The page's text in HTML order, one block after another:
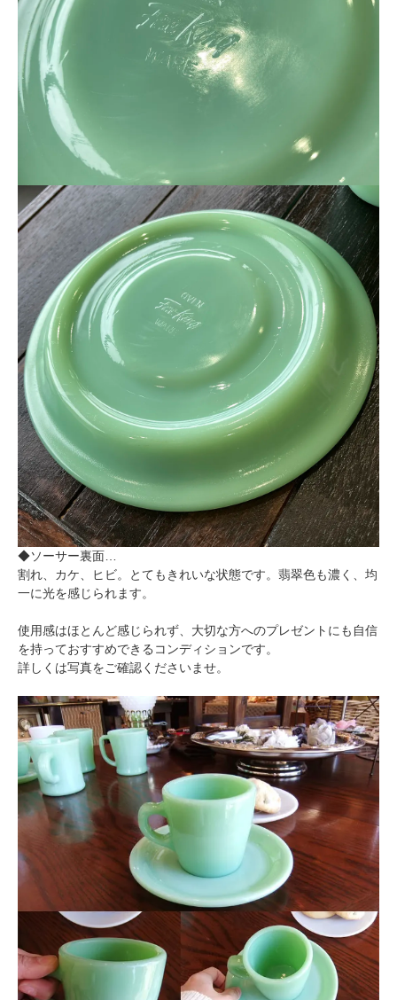
◆ソーサー裏面…
割れ、カケ、ヒビ。とてもきれいな状態です。翡翠色も濃く、均
一に光を感じられます。
使用感はほとんど感じられず、大切な方へのプレゼントにも自信
を持っておすすめできるコンディションです。
詳しくは写真をご確認くださいませ。